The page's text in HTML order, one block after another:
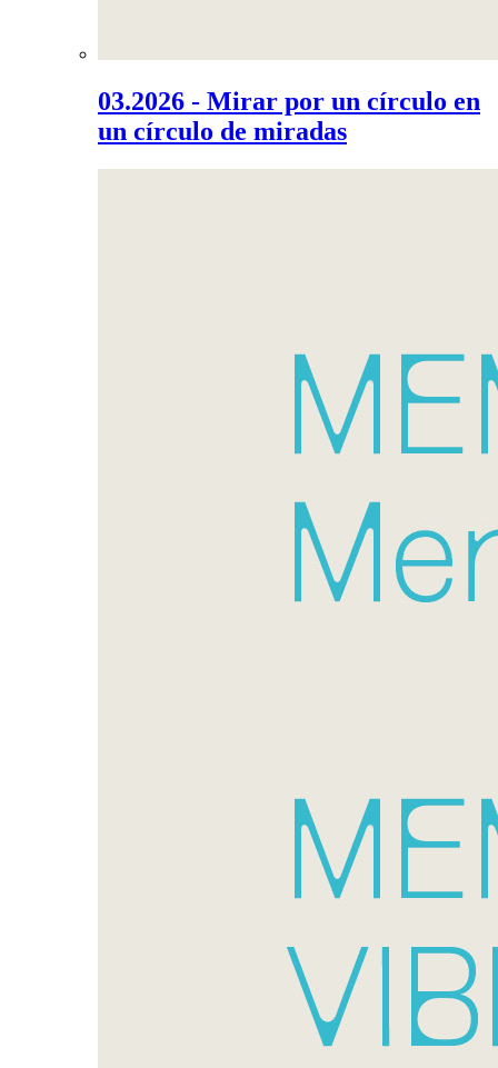
03.2026 - Mirar por un círculo en
un círculo de miradas